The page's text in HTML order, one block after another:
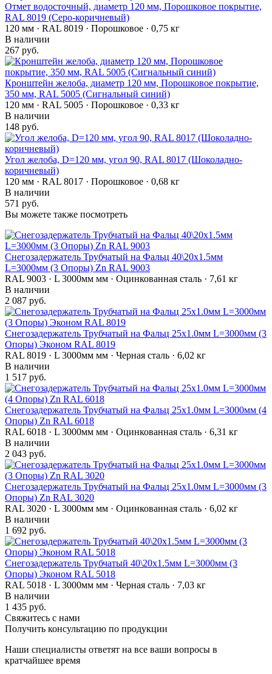
Отмет водосточный, диаметр 120 мм, Порошковое покрытие,
RAL 8019 (Серо-коричневый)
120 мм · RAL 8019 · Порошковое · 0,75 кг
В наличии
267 руб.
Кронштейн желоба, диаметр 120 мм, Порошковое покрытие,
350 мм, RAL 5005 (Сигнальный синий)
120 мм · RAL 5005 · Порошковое · 0,33 кг
В наличии
148 руб.
Угол желоба, D=120 мм, угол 90, RAL 8017 (Шоколадно-
коричневый)
120 мм · RAL 8017 · Порошковое · 0,68 кг
В наличии
571 руб.
Вы можете также посмотреть
Снегозадержатель Трубчатый на Фальц 40\20х1.5мм
L=3000мм (3 Опоры) Zn RAL 9003
RAL 9003 · L 3000мм мм · Оцинкованная сталь · 7,61 кг
В наличии
2 087 руб.
Снегозадержатель Трубчатый на Фальц 25х1.0мм L=3000мм (3
Опоры) Эконом RAL 8019
RAL 8019 · L 3000мм мм · Черная сталь · 6,02 кг
В наличии
1 517 руб.
Снегозадержатель Трубчатый на Фальц 25х1.0мм L=3000мм (4
Опоры) Zn RAL 6018
RAL 6018 · L 3000мм мм · Оцинкованная сталь · 6,31 кг
В наличии
2 043 руб.
Снегозадержатель Трубчатый на Фальц 25х1.0мм L=3000мм (3
Опоры) Zn RAL 3020
RAL 3020 · L 3000мм мм · Оцинкованная сталь · 6,02 кг
В наличии
1 692 руб.
Снегозадержатель Трубчатый 40\20х1.5мм L=3000мм (3
Опоры) Эконом RAL 5018
RAL 5018 · L 3000мм мм · Черная сталь · 7,03 кг
В наличии
1 435 руб.
Свяжитесь с нами
Получить консультацию по продукции
Наши специалисты ответят на все ваши вопросы в
кратчайшее время